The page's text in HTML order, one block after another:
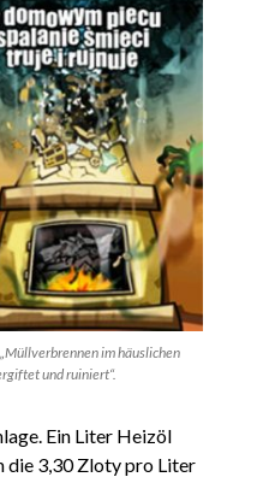
im häuslichen
und ruiniert“.
Ein Liter Heizöl
die 3,30 Zloty pro Liter